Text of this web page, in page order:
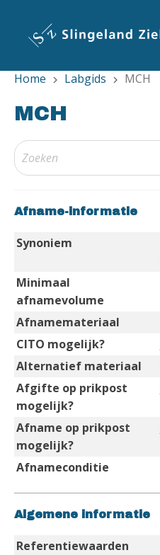
inhoud
Home chevron_right Labgids chevron_right MCH
MCH
Afname-informatie
Synoniem
Minimaal
afnamevolume
Afnamemateriaal
CITO mogelijk?
Alternatief materiaal
Afgifte op prikpost
mogelijk?
Afname op prikpost
mogelijk?
Afnameconditie
Algemene informatie
Referentiewaarden